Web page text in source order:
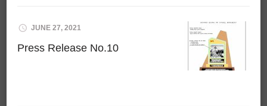
JUNE 27, 2021
Press Release No.10